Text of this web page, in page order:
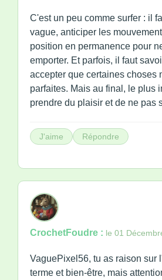
C'est un peu comme surfer : il
vague, anticiper les
position en permanence pour
emporter. Et parfois, il faut
accepter que certaines choses
parfaites. Mais au final, le plus
prendre du plaisir et de ne pas
J'aime Répondre
CrochetFoudre : le 01
VaguePixel56, tu as raison sur
terme et bien-être, mais